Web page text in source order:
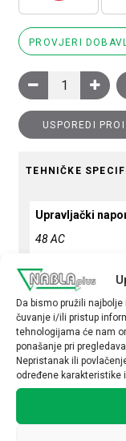
Da bismo pružili
čuvanje i/ili pristup
tehnologijama će nam
ponašanje pri
Nepristanak ili
određene karakteristike
PROVJERI
Sklopnik
USPOREDI
TEHNIČKE
Upravljački
48 AC
Snaga motora
5,5
Nazivna struja
12
Broj kontakata